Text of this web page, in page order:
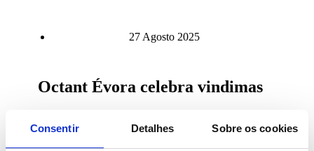
Consentir Detalhes Sobre os cookies
27 Agosto 2025
Octant Évora celebra vindimas